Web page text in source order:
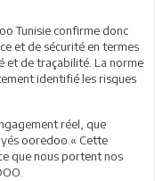
Tunisie confirme donc
et de sécurité en termes
et de traçabilité. La norme
identifié les risques
réel, que
ooredoo.« Cette
que nous portent nos